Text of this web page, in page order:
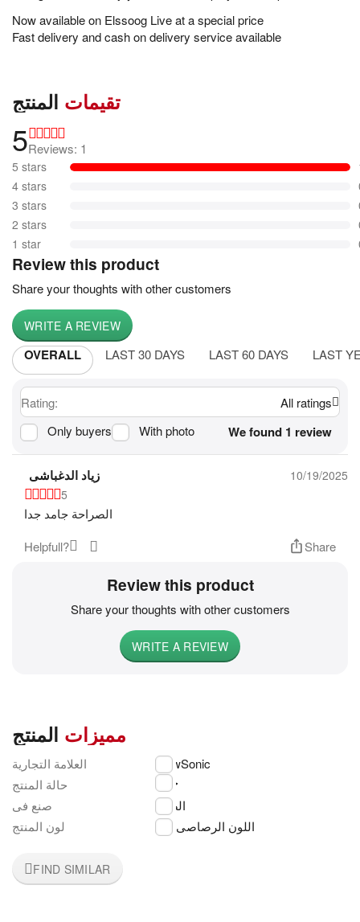
Now available on Elssoog Live at a special price
Fast delivery and cash on delivery service available
تقيمات المنتج
5Reviews: 1
5 stars
4 stars
3 stars
2 stars
1 star
Review this product
Share your thoughts with other customers
WRITE A REVIEW
OVERALL LAST 30 DAYS LAST 60 DAYS LAST
Rating:
All ratings
Only buyers
With photo We found 1 review
زياد الدغباشى
10/19/2025
5
الصراحة جامد جدا
Helpfull?
Share
Review this product
Share your thoughts with other customers
WRITE A REVIEW
مميزات المنتج
العلامة التجارية
ViewSonic
حالة المنتج
جديد
صنع فى
الصين
لون المنتج
اللون الرصاصى
FIND SIMILAR